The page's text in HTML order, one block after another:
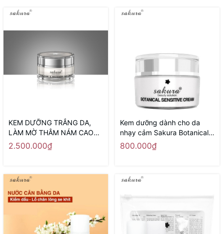
KEM DƯỠNG TRẮNG DA,
LÀM MỜ THÂM NÁM CAO
CẤP BAN NGÀY SAKURA
SPOT CARE & WHITENING
xuất tại Nhật Bản
2.500.000₫
Kem dưỡng dành cho da
nhạy cảm Sakura Botanical
Sensitive Cream 30g
800.000₫